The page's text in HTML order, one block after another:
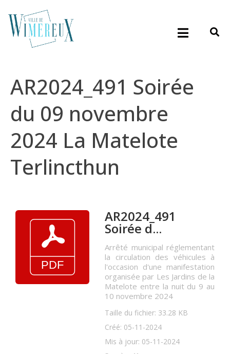
AR2024_491 Soirée
du 09 novembre
2024 La Matelote
Terlincthun
AR2024_491
Soirée d...
Arrêté municipal réglementant
la circulation des véhicules à
l'occasion d'une manifestation
organisée par Les Jardins de la
Matelote entre la nuit du 9 au
10 novembre 2024
Taille du fichier: 33.28 KB
Créé: 05-11-2024
Mis à jour: 05-11-2024